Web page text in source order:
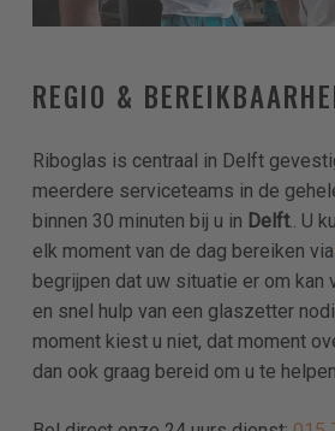
REGIO &
Riboglas is centraal in Delft
meerdere serviceteams in de
binnen 30 minuten bij u in Delft.. U
elk moment van de dag bereiken via
begrijpen dat uw situatie er om kan
en snel hulp van een glaszetter
moment kiest u niet, dat moment
dan ook graag bereid om u te